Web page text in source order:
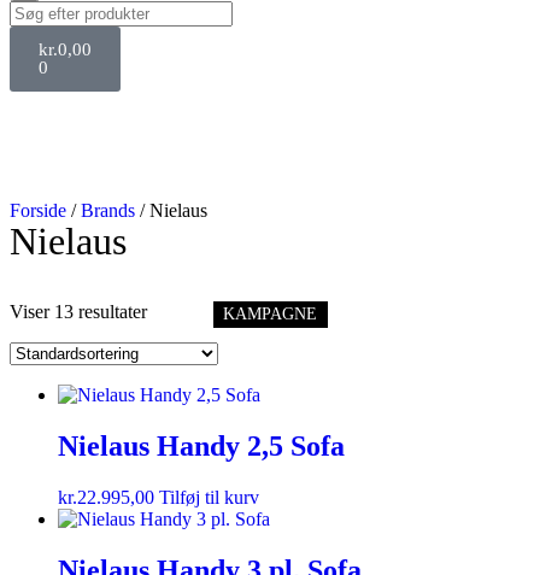
kr.0,00
0
Forside /Brands / Nielaus
Nielaus
Viser 13 resultater
Nielaus Handy 2,5 Sofa
kr.22.995,00 Tilføj til kurv
KAMPAGNE